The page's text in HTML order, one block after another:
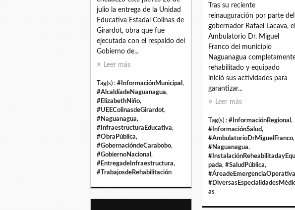
julio la entrega de la Unidad
Educativa Estadal Colinas de
Girardot, obra que fue
ejecutada con el respaldo del
Gobierno de...
Leer más
Tag(s) : #InformaciónMunicipal ,
#AlcaldíadeNaguanagua,
#ElizabethNiño,
#UEEColinasdeGirardot,
#Naguanagua,
#InfraestructuraEducativa,
#ObraPública,
#GobernacióndeCarabobo,
#GobiernoNacional ,
#EntregadeInfraestructura,
#TrabajosdeRehabilitación
Tras su reciente
reinauguración por parte del
gobernador Rafael Lacava, el
Ambulatorio Dr. Miguel
Franco del municipio
Naguanagua
rehabilitado y equipado
inició sus actividades para
garantizar...
Leer más
Tag(s) : #InformaciónRegional ,
#InformaciónSalud,
#AmbulatorioDrMiguelFranco,
#Naguanagua,
pada, #SaludPública,
#ÁreadeEmergenciaOperativa
as